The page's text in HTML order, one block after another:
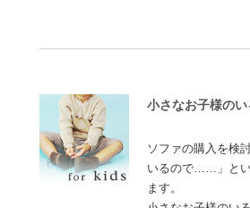
小さなお子様の
ソファの購入を検
いるので……」と
ます。